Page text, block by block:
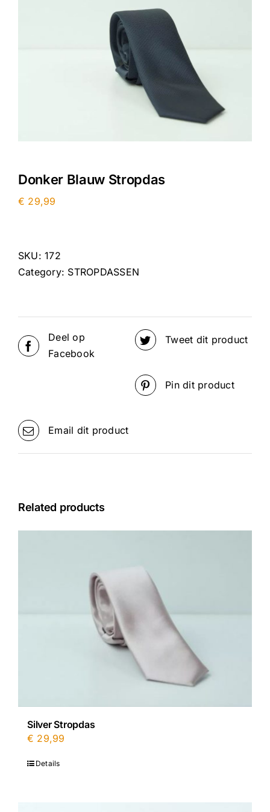
Donker Blauw Stropdas
€ 29,99
SKU:172
Category: STROPDASSEN
Deel op
Facebook
Tweet dit product
Pin dit product
Email dit product
Related products
Silver Stropdas
€ 29,99
Details